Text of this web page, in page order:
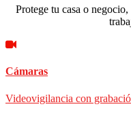
Protege tu casa o
Cámaras
Videovigilancia con